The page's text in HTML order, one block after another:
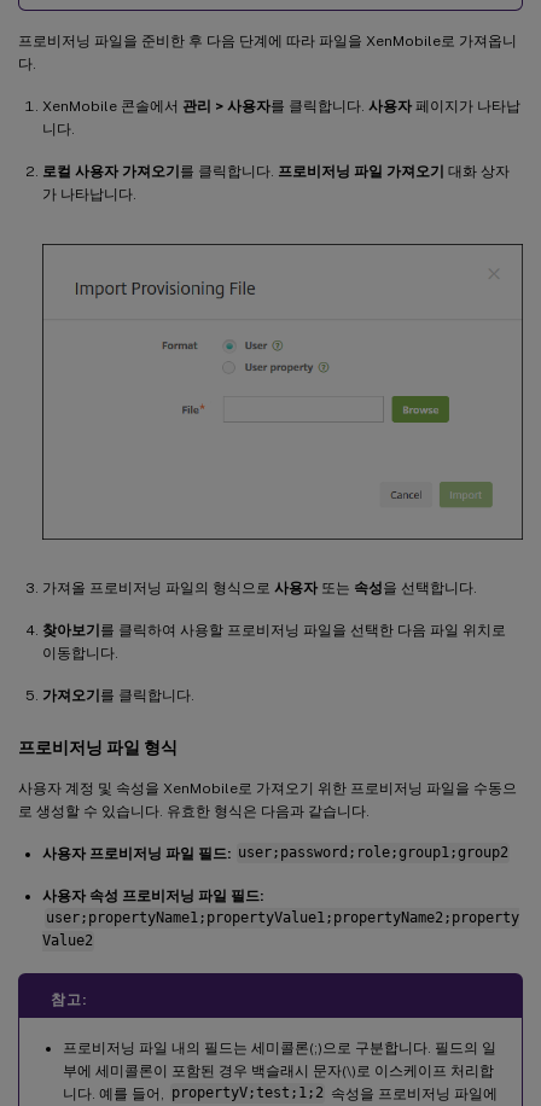
프로비저닝 파일을 준비한 후 다음 단계에 따라 파일을 XenMobile로 가져옵니
다.
XenMobile 콘솔에서 관리 > 사용자를 클릭합니다. 사용자 페이지가 나타납
니다.
로컬 사용자 가져오기를 클릭합니다. 프로비저닝 파일 가져오기 대화 상자
가 나타납니다.
가져올 프로비저닝 파일의 형식으로 사용자 또는 속성을 선택합니다.
찾아보기를 클릭하여 사용할 프로비저닝 파일을 선택한 다음 파일 위치로
이동합니다.
가져오기를 클릭합니다.
프로비저닝 파일 형식
사용자 계정 및 속성을 XenMobile로 가져오기 위한 프로비저닝 파일을 수동으
로 생성할 수 있습니다. 유효한 형식은 다음과 같습니다.
사용자 프로비저닝 파일 필드: user;password;role;group1;group2
사용자 속성 프로비저닝 파일 필드:
user;propertyName1;propertyValue1;propertyName2;property
Value2
참고:
프로비저닝 파일 내의 필드는 세미콜론(;)으로 구분합니다. 필드의 일
부에 세미콜론이 포함된 경우 백슬래시 문자(\)로 이스케이프 처리합
니다. 예를 들어,
propertyV;test;1;2 속성을 프로비저닝 파일에